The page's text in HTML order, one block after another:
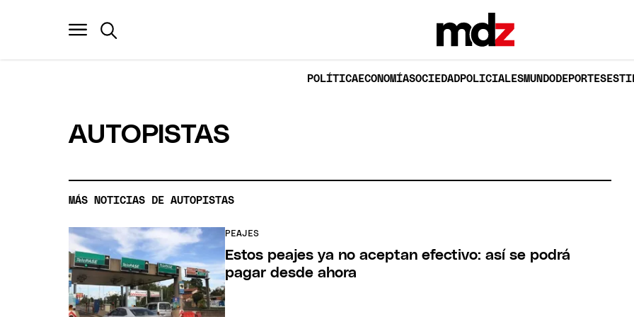
POLÍTICAECONOMÍASOCIEDADPOLICIALESMUNDODEPORTES
AUTOPISTAS
MÁS NOTICIAS DE AUTOPISTAS
PEAJES
Estos peajes ya no aceptan efectivo: así se podrá
pagar desde ahora